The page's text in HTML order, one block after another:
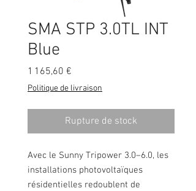
SMA STP 3.0TL INT
Blue
1 165,60 €
Politique de livraison
Rupture de stock
Avec le Sunny Tripower 3.0–6.0, les
installations photovoltaïques
résidentielles redoublent de